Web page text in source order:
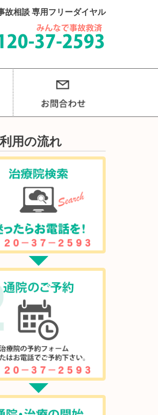
故相談 専用フリーダイヤル
用の流れ